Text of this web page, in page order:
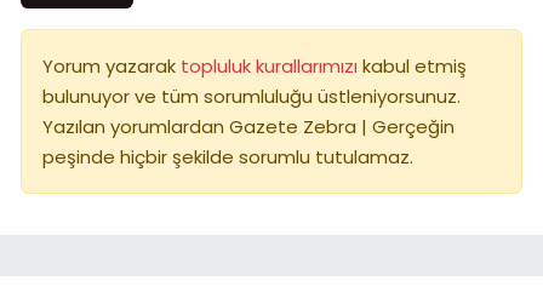
Yorum yazarak topluluk kurallarımızı kabul etmiş
bulunuyor ve tüm sorumluluğu üstleniyorsunuz.
Yazılan yorumlardan Gazete Zebra | Gerçeğin
peşinde hiçbir şekilde sorumlu tutulamaz.